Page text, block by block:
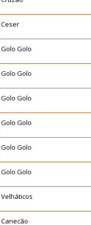
Ceser
Golo Golo
Golo Golo
Golo Golo
Golo Golo
Golo Golo
Golo Golo
Velháticos
Canecão